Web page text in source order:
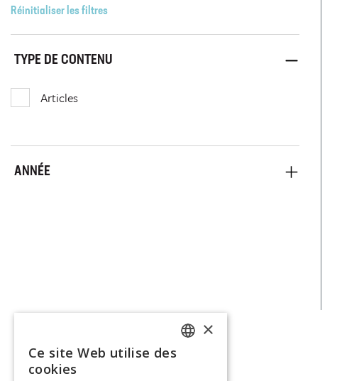
Réinitialiser les filtres
TYPE DE CONTENU
Articles
ANNÉE
×
Ce site Web utilise des
cookies